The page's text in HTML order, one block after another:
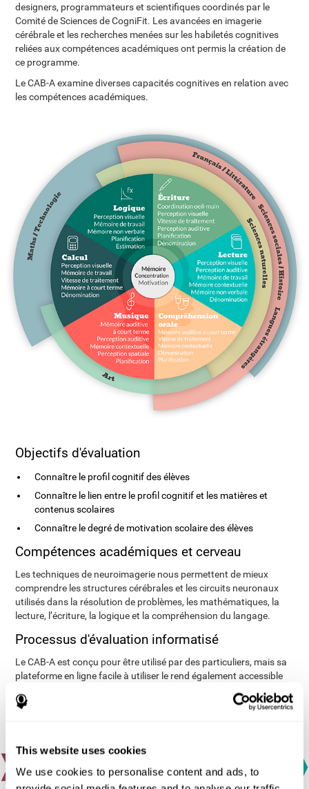
This website uses cookies
We use cookies to personalise content and ads, to
designers, programmateurs et scientifiques coordinés par le
Comité de Sciences de CogniFit. Les avancées en imagerie
cérébrale et les recherches menées sur les habiletés cognitives
reliées aux compétences académiques ont permis la création de
ce programme.
Le CAB-A examine diverses capacités cognitives en relation avec
les compétences académiques.
Objectifs d'évaluation
Connaître le profil cognitif des élèves
Connaître le lien entre le profil cognitif et les matières et
contenus scolaires
Connaître le degré de motivation scolaire des élèves
Compétences académiques et cerveau
Les techniques de neuroimagerie nous permettent de mieux
comprendre les structures cérébrales et les circuits neuronaux
utilisés dans la résolution de problèmes, les mathématiques, la
lecture, l’écriture, la logique et la compréhension du langage.
Processus d'évaluation informatisé
Le CAB-A est conçu pour être utilisé par des particuliers, mais sa
plateforme en ligne facile à utiliser le rend également accessible